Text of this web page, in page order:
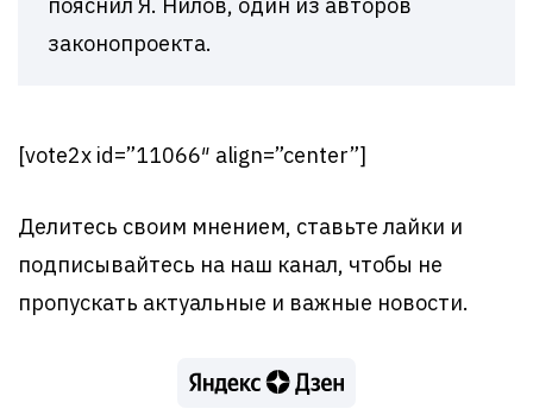
законопроекта.
[vote2x id=”11066″ align=”center”]
Делитесь своим мнением, ставьте лайки и
подписывайтесь на наш канал, чтобы не
пропускать актуальные и важные новости.